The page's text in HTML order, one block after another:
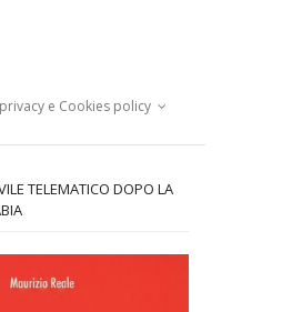
e Cookies policy
TELEMATICO DOPO LA